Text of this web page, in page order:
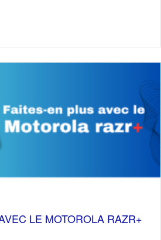
Galaxy Z Flip5 & Z Fold5 : Dépliez
LE MOTOROLA RAZR+